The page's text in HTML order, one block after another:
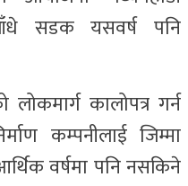
सडक यसवर्ष पनि
कालोपत्र गर्न
कम्पनीलाई जिम्मा
वर्षमा पनि नसकिने